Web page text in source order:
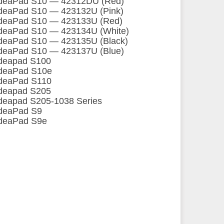
S10 ― 423132U (Pink)
S10 ― 423133U (Red)
S10 ― 423134U (White)
S10 ― 423135U (Black)
S10 ― 423137U (Blue)
S100
S10e
S110
S205
S205-1038 Series
S9
S9e